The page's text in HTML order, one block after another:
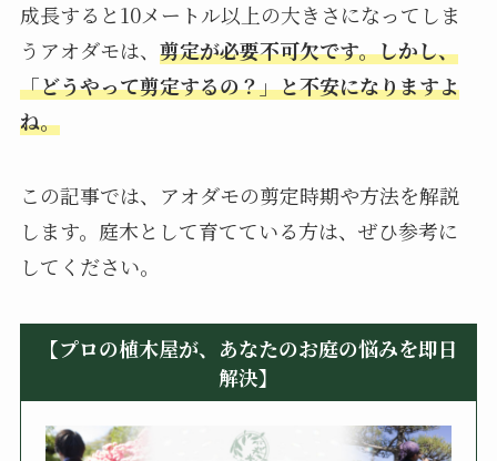
成長すると10メートル以上の大きさになってしま
うアオダモは、 剪定が必要不可欠です。しかし、
「どうやって剪定するの？」と不安になりますよ
ね。
この記事では、アオダモの剪定時期や方法を解説
します。庭木として育てている方は、ぜひ参考に
してください。
【プロの植木屋が、あなたのお庭の悩みを即日
解決】